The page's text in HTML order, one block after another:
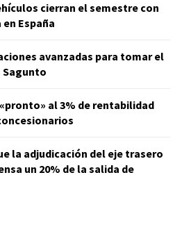
cierran el semestre con
España
avanzadas para tomar el
al 3% de rentabilidad
la adjudicación del eje trasero
un 20% de la salida de